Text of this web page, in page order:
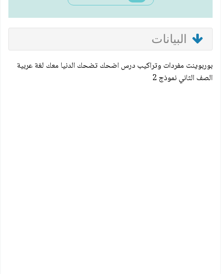
البيانات
بوربوينت مفردات وتراكيب درس اضحك تضحك الدنيا معك لغة عربية
الصف الثاني نموذج 2